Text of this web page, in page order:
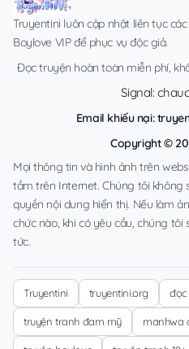
Truyentini luôn cập nhật liên tục
Boylove VIP để phục vụ độc giả.
Đọc truyện hoàn toàn miễn phí,
Signal:
Email khiếu nại:
Copyright ©
Mọi thông tin và hình ảnh trên
tầm trên Internet. Chúng tôi không
quyền nội dung hiển thị. Nếu làm
chức nào, khi có yêu cầu, chúng
tức.
Truyentini truyentini.org đọc
truyện tranh đam mỹ manhwa